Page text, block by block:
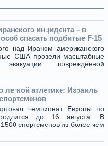
инцидента – в
спасать подбитые F-15
над Ираном американского
США провели масштабные
поврежденной
атлетике: Израиль
чемпионат Европы по
до 16 августа. В
спортсменов из более чем